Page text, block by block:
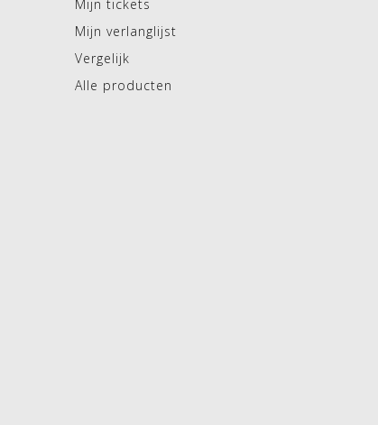
Mijn tickets
Mijn verlanglijst
Vergelijk
Alle producten